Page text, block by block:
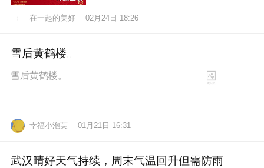
在一起的美好 02月24日 18:26
雪后黄鹤楼。
雪后黄鹤楼。
幸福小泡芙 01月21日 16:31
武汉晴好天气持续，周末气温回升但需防雨